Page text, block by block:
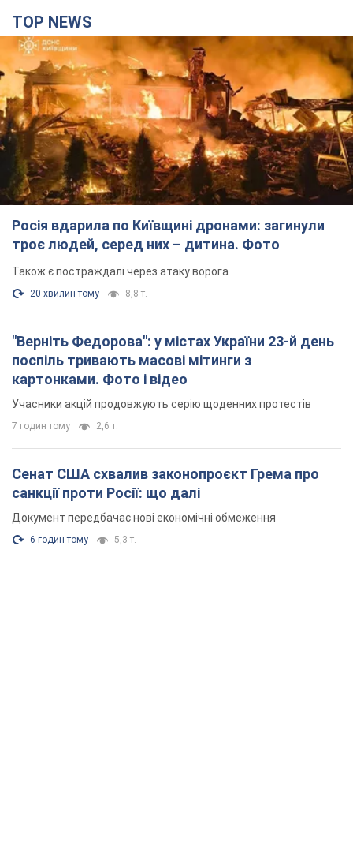
Росія вдарила по Київщині дронами: загинули
троє людей, серед них – дитина. Фото
Також є постраждалі через атаку ворога
20 хвилин тому 8,8 т.
"Верніть Федорова": у містах України 23-й день
поспіль тривають масові мітинги з
картонками. Фото і відео
Учасники акцій продовжують серію щоденних протестів
7 годин тому 2,6 т.
Сенат США схвалив законопроєкт Грема про
санкції проти Росії: що далі
Документ передбачає нові економічні обмеження
6 годин тому 5,3 т.